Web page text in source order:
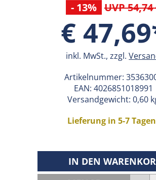
- 13% UVP 54,74
€
inkl. MwSt., zzgl.
Artikelnummer:
EAN: 4026851018991
Versandgewicht: 0,60
Lieferung in 5-7
IN DEN